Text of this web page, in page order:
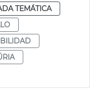
TEMÁTICA